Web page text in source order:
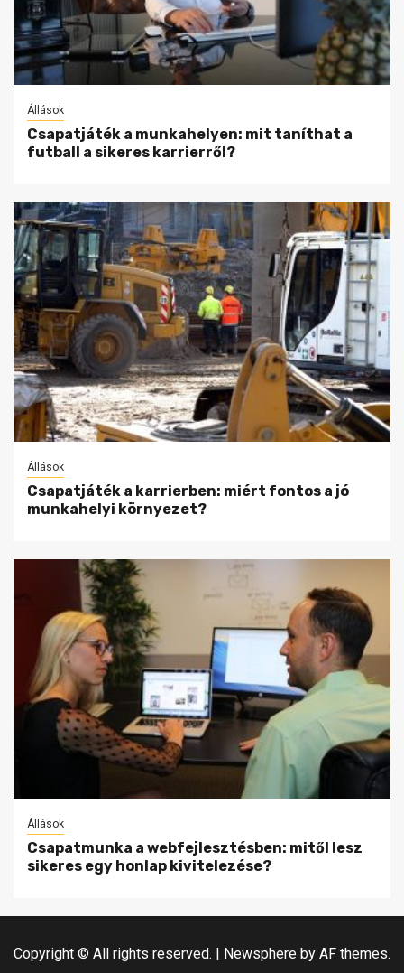
Állások
Csapatjáték a munkahelyen: mit taníthat a
futball a sikeres karrierről?
Állások
Csapatjáték a karrierben: miért fontos a jó
munkahelyi környezet?
Állások
Csapatmunka a webfejlesztésben: mitől lesz
sikeres egy honlap kivitelezése?
Copyright © All rights reserved. | Newsphere by AF themes.